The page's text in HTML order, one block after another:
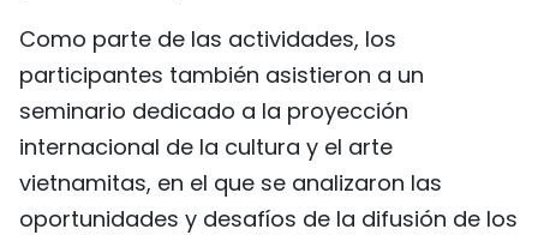
Como parte de las actividades, los
participantes también asistieron a un
seminario dedicado a la proyección
internacional de la cultura y el arte
vietnamitas, en el que se analizaron las
oportunidades y desafíos de la difusión de los